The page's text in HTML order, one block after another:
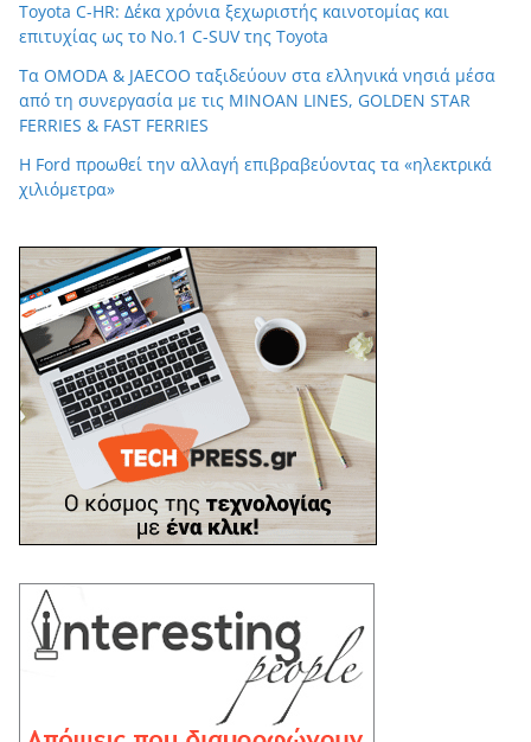
Toyota C-HR: Δέκα χρόνια ξεχωριστής καινοτομίας και
επιτυχίας ως το Νο.1 C-SUV της Toyota
Τα OMODA & JAECOO ταξιδεύουν στα ελληνικά νησιά μέσα
από τη συνεργασία με τις MINOAN LINES, GOLDEN STAR
FERRIES & FAST FERRIES
Η Ford προωθεί την αλλαγή επιβραβεύοντας τα «ηλεκτρικά
χιλιόμετρα»